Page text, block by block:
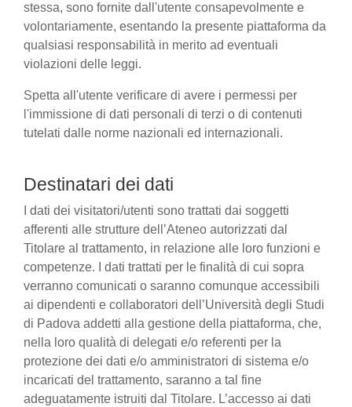
stessa, sono fornite dall'utente consapevolmente e
volontariamente, esentando la presente piattaforma da
qualsiasi responsabilità in merito ad eventuali
violazioni delle leggi.
Spetta all'utente verificare di avere i permessi per
l'immissione di dati personali di terzi o di contenuti
tutelati dalle norme nazionali ed internazionali.
Destinatari dei dati
I dati dei visitatori/utenti sono trattati dai soggetti
afferenti alle strutture dell’Ateneo autorizzati dal
Titolare al trattamento, in relazione alle loro funzioni e
competenze. I dati trattati per le finalità di cui sopra
verranno comunicati o saranno comunque accessibili
ai dipendenti e collaboratori dell’Università degli Studi
di Padova addetti alla gestione della piattaforma, che,
nella loro qualità di delegati e/o referenti per la
protezione dei dati e/o amministratori di sistema e/o
incaricati del trattamento, saranno a tal fine
adeguatamente istruiti dal Titolare. L’accesso ai dati